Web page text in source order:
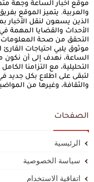
موقع أخبار الساعة وجهة
والعربية. يتميز الموقع
الذين يسعون لنقل
الأحداث والقضايا المهمة في
التحقق من صحة
موثوق يلبي احتياجات
الساعة، نهدف إلى أن نكون
التحليلية، مع التزامنا
لتبقى على اطلاع بكل جديد
والثقافة، وغيرها من
الصفحات
الرئيسية
سياسة الخصوصية
اتفاقية الاستخدام